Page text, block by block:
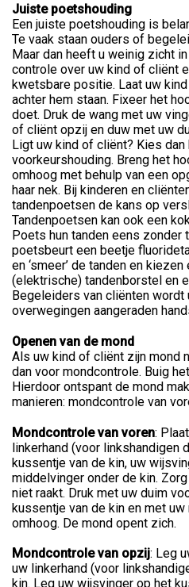
Juiste poetshouding
Een juiste poetshouding is
Te vaak staan ouders of
Maar dan heeft u weinig zicht
controle over uw kind of cliënt
kwetsbare positie. Laat uw
achter hem staan. Fixeer het
doet. Druk de wang met uw
of cliënt opzij en duw met uw
Ligt uw kind of cliënt? Kies
voorkeurshouding. Breng het
omhoog met behulp van een
haar nek. Bij kinderen en
tandenpoetsen de kans op
Tandenpoetsen kan ook een
Poets hun tanden eens zonder
poetsbeurt een beetje
en ‘smeer’ de tanden en
(elektrische) tandenborstel en
Begeleiders van cliënten wordt
overwegingen aangeraden
Openen van de mond
Als uw kind of cliënt zijn mond
dan voor mondcontrole. Buig
Hierdoor ontspant de mond
manieren: mondcontrole van
Mondcontrole van voren:
linkerhand (voor linkshandigen
kussentje van de kin, uw
middelvinger onder de kin.
niet raakt. Druk met uw duim
kussentje van de kin en met
omhoog. De mond opent zich.
Mondcontrole van opzij: Leg
uw linkerhand (voor
kin. Leg uw wijsvinger op het